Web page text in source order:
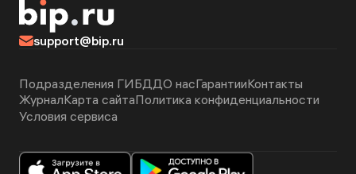
support@bip.ru
Подразделения ГИБДДО насГарантииКонтакты
ЖурналКарта сайтаПолитика конфиденциальности
Условия сервиса